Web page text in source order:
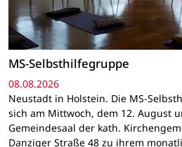
MS-Selbsthilfegruppe
08.08.2026
Neustadt in Holstein. Die MS-
sich am Mittwoch, dem 12. August
Gemeindesaal der kath.
Danziger Straße 48 zu ihrem